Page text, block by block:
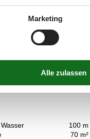
Naturblick
Ab
100 m
70 m²
Marketing